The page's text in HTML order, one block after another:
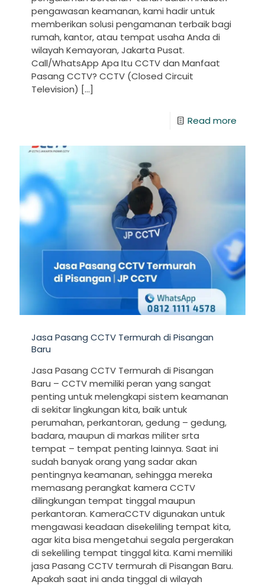
pengawasan keamanan, kami hadir untuk
memberikan solusi pengamanan terbaik bagi
rumah, kantor, atau tempat usaha Anda di
wilayah Kemayoran, Jakarta Pusat.
Call/WhatsApp Apa Itu CCTV dan Manfaat
Pasang CCTV? CCTV (Closed Circuit
Television) […]
Read more
Jasa Pasang CCTV Termurah di Pisangan
Baru
Jasa Pasang CCTV Termurah di Pisangan
Baru – CCTV memiliki peran yang sangat
penting untuk melengkapi sistem keamanan
di sekitar lingkungan kita, baik untuk
perumahan, perkantoran, gedung – gedung,
badara, maupun di markas militer srta
tempat – tempat penting lainnya. Saat ini
sudah banyak orang yang sadar akan
pentingnya keamanan, sehingga mereka
memasang perangkat kamera CCTV
dilingkungan tempat tinggal maupun
perkantoran. KameraCCTV digunakan untuk
mengawasi keadaan disekeliling tempat kita,
agar kita bisa mengetahui segala pergerakan
di sekeliling tempat tinggal kita. Kami memiliki
jasa Pasang CCTV termurah di Pisangan Baru.
Apakah saat ini anda tinggal di wilayah